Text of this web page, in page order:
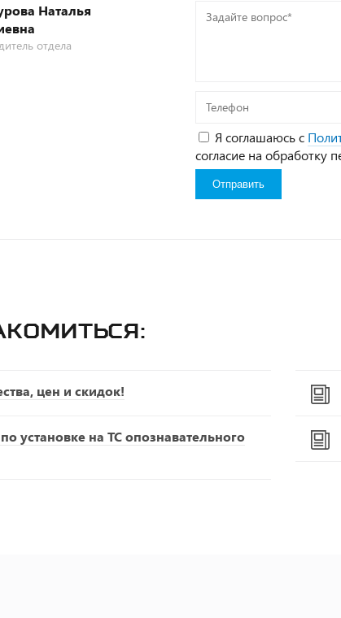
Наталья
отдела
Задайте
Телефон
Я соглашаюсь с
согласие на обработку
цен и скидок!
установке на ТС опознавательного